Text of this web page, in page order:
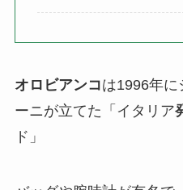
オロビアンコは1996年に
ーニが立てた「イタリア
ド」